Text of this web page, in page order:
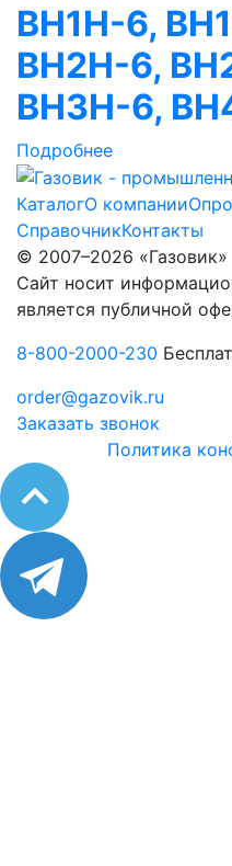
ВН1Н-6,
ВН2Н-6,
ВН3Н-6,
Подробнее
КаталогО компании
СправочникКонтакты
© 2007–2026 «Газовик»
Сайт носит
является публичной
8-800-2000-230
order@gazovik.ru
Заказать звонок
Политика